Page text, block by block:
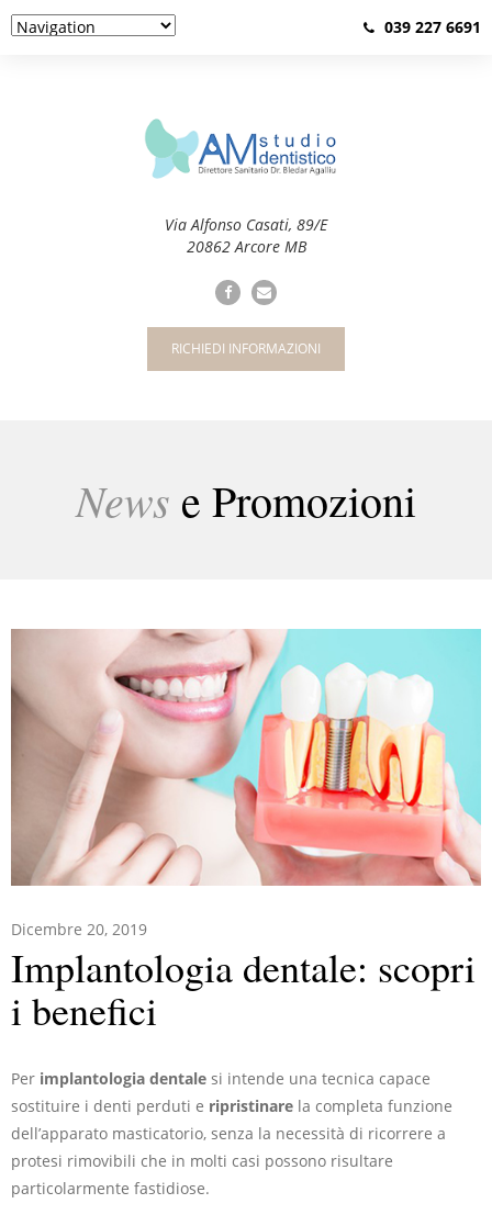
039 227 6691
Via Alfonso Casati, 89/E
20862 Arcore MB
RICHIEDI INFORMAZIONI
News e Promozioni
Dicembre 20, 2019
Implantologia dentale: scopri
i benefici
Per implantologia dentale si intende una tecnica capace
sostituire i denti perduti e ripristinare la completa funzione
dell’apparato masticatorio, senza la necessità di ricorrere a
protesi rimovibili che in molti casi possono risultare
particolarmente fastidiose.